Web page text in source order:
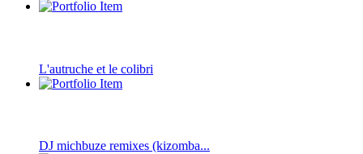
L'autruche et le colibri
DJ michbuze remixes (kizomba...